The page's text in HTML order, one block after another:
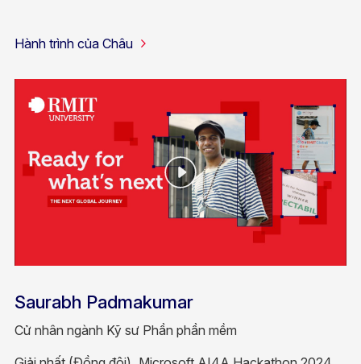
Hành trình của Châu
Saurabh Padmakumar
Cử nhân ngành Kỹ sư Phần phần mềm